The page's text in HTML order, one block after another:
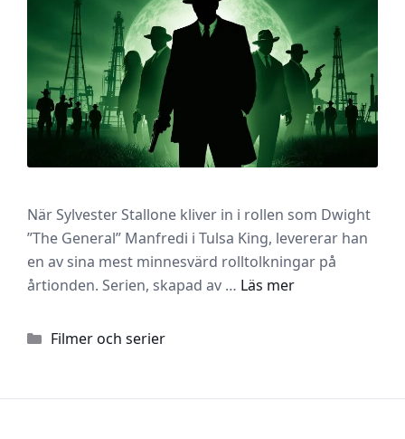
När Sylvester Stallone kliver in i rollen som Dwight
”The General” Manfredi i Tulsa King, levererar han
en av sina mest minnesvärd rolltolkningar på
årtionden. Serien, skapad av … Läs mer
Kategorier
Filmer och serier